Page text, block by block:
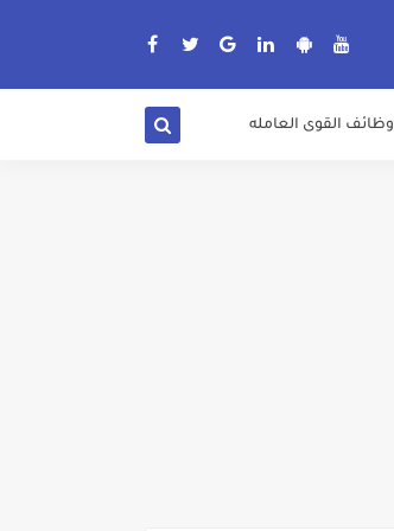
وظائف القوى العامله